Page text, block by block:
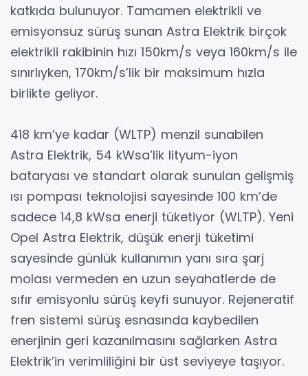
katkıda bulunuyor. Tamamen elektrikli ve
emisyonsuz sürüş sunan Astra Elektrik birçok
elektrikli rakibinin hızı 150km/s veya 160km/s ile
sınırlıyken, 170km/s’lik bir maksimum hızla
birlikte geliyor.
418 km’ye kadar (WLTP) menzil sunabilen
Astra Elektrik, 54 kWsa’lik lityum-iyon
bataryası ve standart olarak sunulan gelişmiş
ısı pompası teknolojisi sayesinde 100 km’de
sadece 14,8 kWsa enerji tüketiyor (WLTP). Yeni
Opel Astra Elektrik, düşük enerji tüketimi
sayesinde günlük kullanımın yanı sıra şarj
molası vermeden en uzun seyahatlerde de
sıfır emisyonlu sürüş keyfi sunuyor. Rejeneratif
fren sistemi sürüş esnasında kaybedilen
enerjinin geri kazanılmasını sağlarken Astra
Elektrik’in verimliliğini bir üst seviyeye taşıyor.